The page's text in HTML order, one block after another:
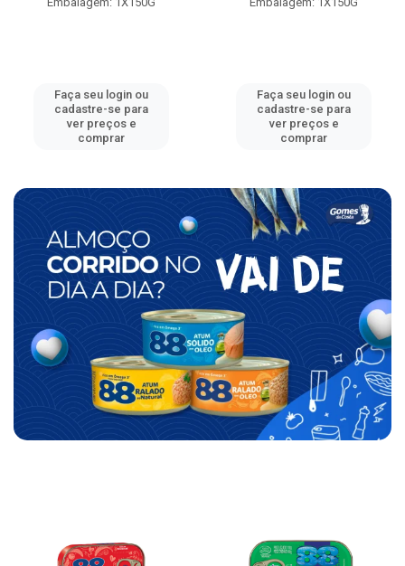
Faça seu login ou
cadastre-se para
ver preços e
comprar
Faça seu login ou
cadastre-se para
ver preços e
comprar